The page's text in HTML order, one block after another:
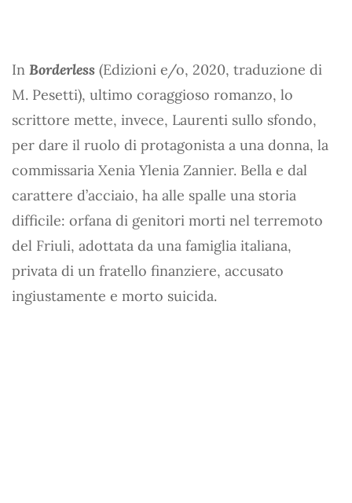
In Borderless (Edizioni e/o, 2020, traduzione di
M. Pesetti), ultimo coraggioso romanzo, lo
scrittore mette, invece, Laurenti sullo sfondo,
per dare il ruolo di protagonista a una donna, la
commissaria Xenia Ylenia Zannier. Bella e dal
carattere d’acciaio, ha alle spalle una storia
difficile: orfana di genitori morti nel terremoto
del Friuli, adottata da una famiglia italiana,
privata di un fratello finanziere, accusato
ingiustamente e morto suicida.